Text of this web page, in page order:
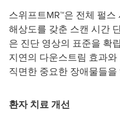
스위프트MR™은 전체 펄
해상도를 갖춘 스캔 시간
은 진단 영상의 표준을 확
지연의 다운스트림 효과
직면한 중요한 장애물들
환자 치료 개선